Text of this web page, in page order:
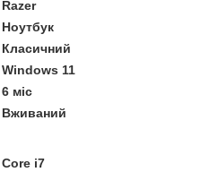
Razer
Ноутбук
Класичний
Windows 11
6 міс
Вживаний
Core i7